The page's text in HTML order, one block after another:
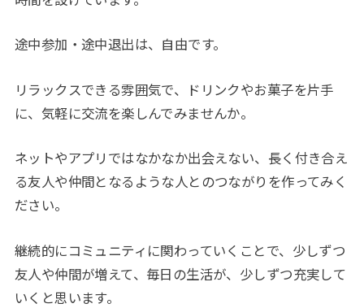
途中参加・途中退出は、自由です。
リラックスできる雰囲気で、ドリンクやお菓子を片手
に、気軽に交流を楽しんでみませんか。
ネットやアプリではなかなか出会えない、長く付き合え
る友人や仲間となるような人とのつながりを作ってみく
ださい。
継続的にコミュニティに関わっていくことで、少しずつ
友人や仲間が増えて、毎日の生活が、少しずつ充実して
いくと思います。